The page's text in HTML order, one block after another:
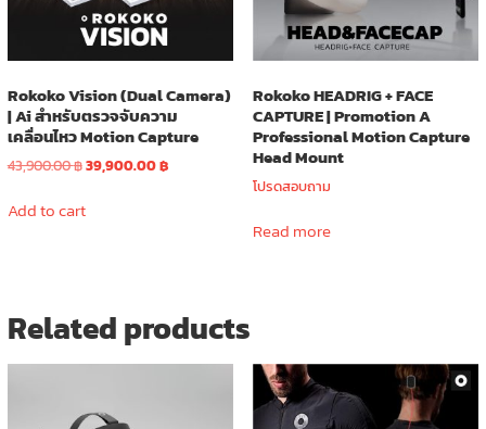
product
page
Rokoko Vision (Dual Camera)
| Ai สำหรับตรวจจับความ
เคลื่อนไหว Motion Capture
43,900.00฿Original
was:
39,900.00฿Current
Add to cart
Rokoko HEADRIG + FACE
CAPTURE | Promotion A
Professional Motion Capture
Head Mount
โปรดสอบถาม
Read more
Related products